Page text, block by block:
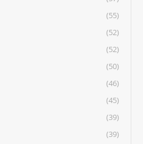
(55)
(52)
(52)
(50)
(46)
(45)
(39)
(39)